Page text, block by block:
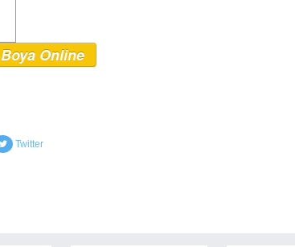
Boya Online
Twitter